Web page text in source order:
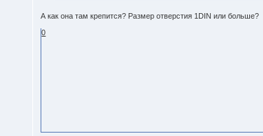
А как она там крепится? Размер отверстия 1DIN или больше?
0